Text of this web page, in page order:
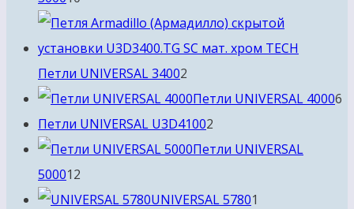
товаров
Петли UNIVERSAL 34002
товара
Петли UNIVERSAL 40006
Петли UNIVERSAL U3D41002
товара
Петли UNIVERSAL
500012
товаров
UNIVERSAL 57801